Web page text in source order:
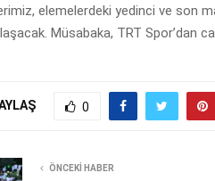
elemelerdeki yedinci ve son
Müsabaka, TRT Spor’dan
0
ÖNCEKI HABER